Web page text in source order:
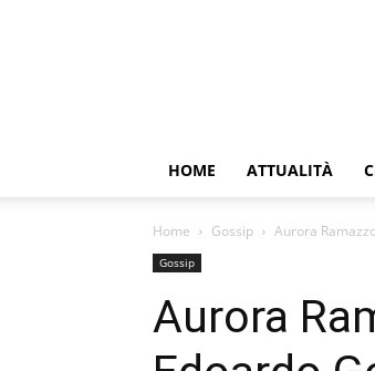
HOME ATTUALITÀ
Home Gossip Aurora
Gossip
Aurora